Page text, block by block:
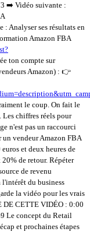
➡️ Vidéo suivante :
Analyser ses résultats en
Amazon FBA
ton compte sur
Amazon) : 👉
le coup. On fait le
chiffres réels pour
n'est pas un raccourci
un vendeur Amazon FBA
et deux heures de
de retour. Répéter
de revenu
l'intérêt du business
la vidéo pour les vrais
DE CETTE VIDÉO : 0:00
Le concept du Retail
et prochaines étapes